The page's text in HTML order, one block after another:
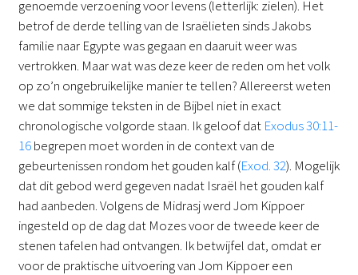
genoemde verzoening voor levens (letterlijk: zielen). Het
betrof de derde telling van de Israëlieten sinds Jakobs
familie naar Egypte was gegaan en daaruit weer was
vertrokken. Maar wat was deze keer de reden om het volk
op zo’n ongebruikelijke manier te tellen? Allereerst weten
we dat sommige teksten in de Bijbel niet in exact
chronologische volgorde staan. Ik geloof dat Exodus 30:11-
16begrepen moet worden in de context van de
gebeurtenissen rondom het gouden kalf (Exod. 32). Mogelijk
dat dit gebod werd gegeven nadat Israël het gouden kalf
had aanbeden. Volgens de Midrasj werd Jom Kippoer
ingesteld op de dag dat Mozes voor de tweede keer de
stenen tafelen had ontvangen. Ik betwijfel dat, omdat er
voor de praktische uitvoering van Jom Kippoer een